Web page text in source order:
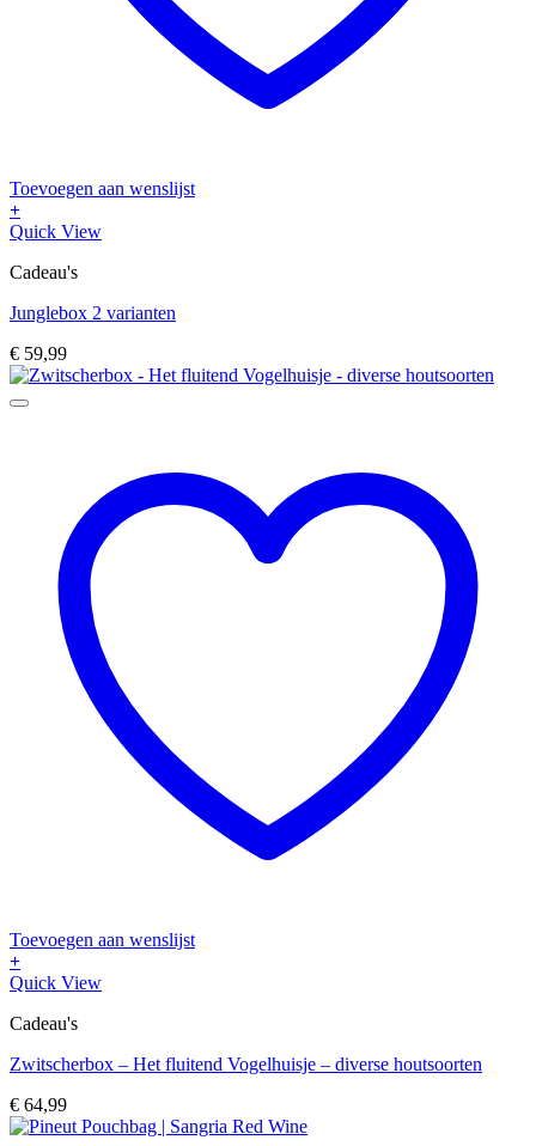
Toevoegen aan wenslijst
+
Dit
heeft
variaties.
optie
kan
gekozen
productpagina
Quick View
Cadeau's
Junglebox 2 varianten
€ 59,99
Toevoegen aan wenslijst
+
Dit
heeft
variaties.
optie
kan
Quick View
Cadeau's
Zwitscherbox – Het fluitend Vogelhuisje – diverse houtsoorten
€ 64,99